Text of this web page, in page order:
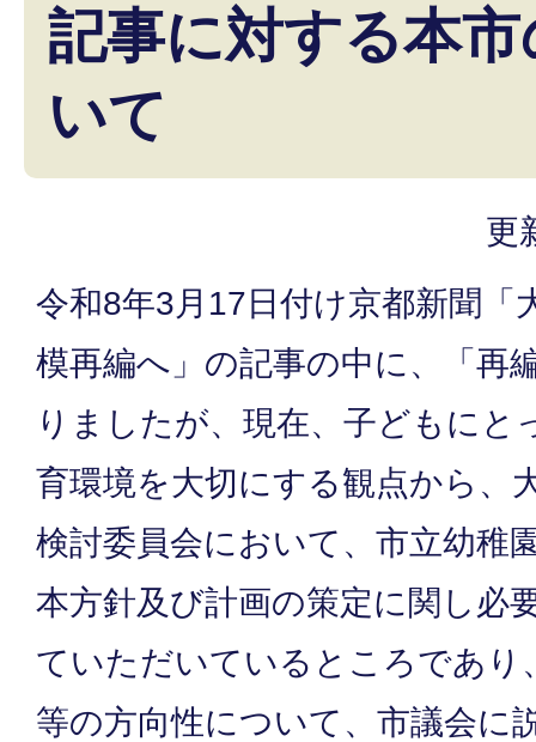
記事に対する本
いて
更
令和8年3月17日付け京都新聞「
模再編へ」の記事の中に、「再
りましたが、現在、子どもにと
育環境を大切にする観点から、
検討委員会において、市立幼稚
本方針及び計画の策定に関し必
ていただいているところであり
等の方向性について、市議会に